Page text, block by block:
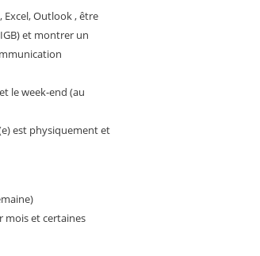
Outlook , être
et montrer un
le week-end (au
est physiquement et
mois et certaines